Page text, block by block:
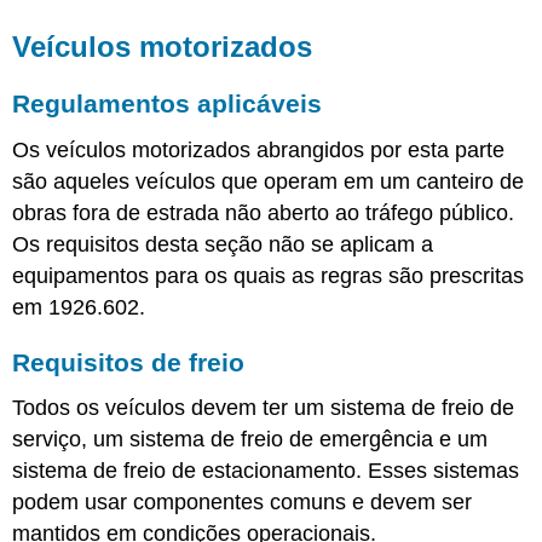
Veículos motorizados
Regulamentos aplicáveis
Os veículos motorizados abrangidos por esta parte
são aqueles veículos que operam em um canteiro de
obras fora de estrada não aberto ao tráfego público.
Os requisitos desta seção não se aplicam a
equipamentos para os quais as regras são prescritas
em 1926.602.
Requisitos de freio
Todos os veículos devem ter um sistema de freio de
serviço, um sistema de freio de emergência e um
sistema de freio de estacionamento. Esses sistemas
podem usar componentes comuns e devem ser
mantidos em condições operacionais.